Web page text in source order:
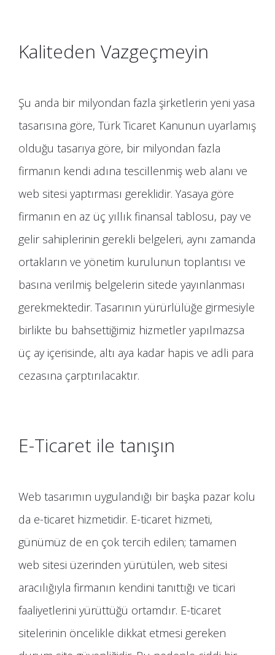
Kaliteden Vazgeçmeyin
Şu anda bir milyondan fazla şirketlerin yeni yasa
tasarısına göre, Türk Ticaret Kanunun uyarlamış
olduğu tasarıya göre, bir milyondan fazla
firmanın kendi adına tescillenmiş web alanı ve
web sitesi yaptırması gereklidir. Yasaya göre
firmanın en az üç yıllık finansal tablosu, pay ve
gelir sahiplerinin gerekli belgeleri, aynı zamanda
ortakların ve yönetim kurulunun toplantısı ve
basına verilmiş belgelerin sitede yayınlanması
gerekmektedir. Tasarının yürürlülüğe girmesiyle
birlikte bu bahsettiğimiz hizmetler yapılmazsa
üç ay içerisinde, altı aya kadar hapis ve adli para
cezasına çarptırılacaktır.
E-Ticaret ile tanışın
Web tasarımın uygulandığı bir başka pazar kolu
da e-ticaret hizmetidir. E-ticaret hizmeti,
günümüz de en çok tercih edilen; tamamen
web sitesi üzerinden yürütülen, web sitesi
aracılığıyla firmanın kendini tanıttığı ve ticari
faaliyetlerini yürüttüğü ortamdır. E-ticaret
sitelerinin öncelikle dikkat etmesi gereken